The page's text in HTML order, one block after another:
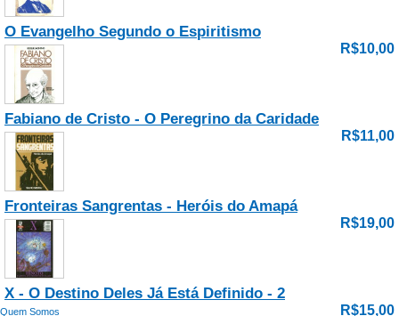
O Evangelho Segundo o Espiritismo
R$10,00
Fabiano de Cristo - O Peregrino da Caridade
R$11,00
Fronteiras Sangrentas - Heróis do Amapá
R$19,00
X - O Destino Deles Já Está Definido - 2
R$15,00
Quem Somos